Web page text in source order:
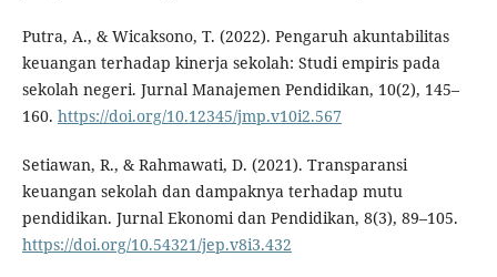
Putra, A., & Wicaksono, T. (2022). Pengaruh akuntabilitas
keuangan terhadap kinerja sekolah: Studi empiris pada
sekolah negeri. Jurnal Manajemen Pendidikan, 10(2), 145–
160. https://doi.org/10.12345/jmp.v10i2.567
Setiawan, R., & Rahmawati, D. (2021). Transparansi
keuangan sekolah dan dampaknya terhadap mutu
pendidikan. Jurnal Ekonomi dan Pendidikan, 8(3), 89–105.
https://doi.org/10.54321/jep.v8i3.432